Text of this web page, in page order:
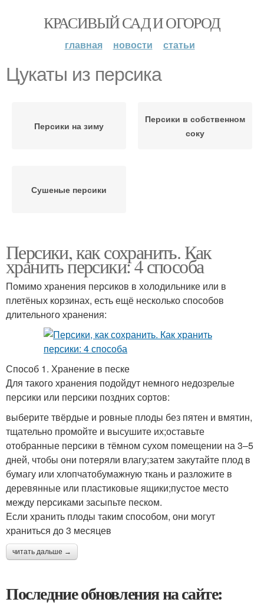
КРАСИВЫЙ САД И ОГОРОД
главная новости статьи
Цукаты из персика
Персики на зиму
Персики в собственном
соку
Сушеные персики
Персики, как сохранить. Как
хранить персики: 4 способа
Помимо хранения персиков в холодильнике или в
плетёных корзинах, есть ещё несколько способов
длительного хранения:
Способ 1. Хранение в песке
Для такого хранения подойдут немного недозрелые
персики или персики поздних сортов:
выберите твёрдые и ровные плоды без пятен и вмятин,
тщательно промойте и высушите их;оставьте
отобранные персики в тёмном сухом помещении на 3–5
дней, чтобы они потеряли влагу;затем закутайте плод в
бумагу или хлопчатобумажную ткань и разложите в
деревянные или пластиковые ящики;пустое место
между персиками засыпьте песком.
Если хранить плоды таким способом, они могут
храниться до 3 месяцев
читать дальше →
Последние обновления на сайте: